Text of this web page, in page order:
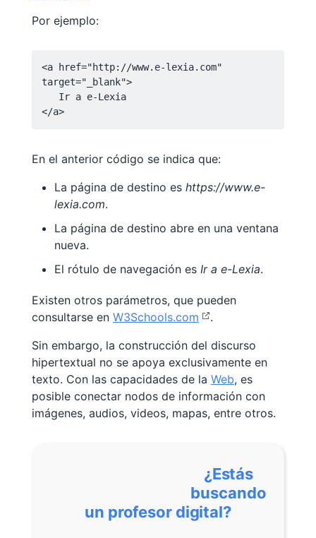
Por ejemplo:
<a href="http://www.e-lexia.com"
target="_blank">
</a>
En el anterior código se indica que:
La página de destino es https://www.e-
lexia.com.
La página de destino abre en una ventana
nueva.
El rótulo de navegación es Ir a e-Lexia.
Existen otros parámetros, que pueden
consultarse en W3Schools.com
.
Sin embargo, la construcción del discurso
hipertextual no se apoya exclusivamente en
texto. Con las capacidades de la Web, es
posible conectar nodos de información con
imágenes, audios, videos, mapas, entre otros.
¿Estás
buscando
un profesor digital?